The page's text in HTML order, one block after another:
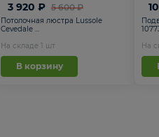
5 600 ₽
3 920 ₽
Потолочная люстра Lussole
Cevedale ...
На складе 1 шт
В корзину
На